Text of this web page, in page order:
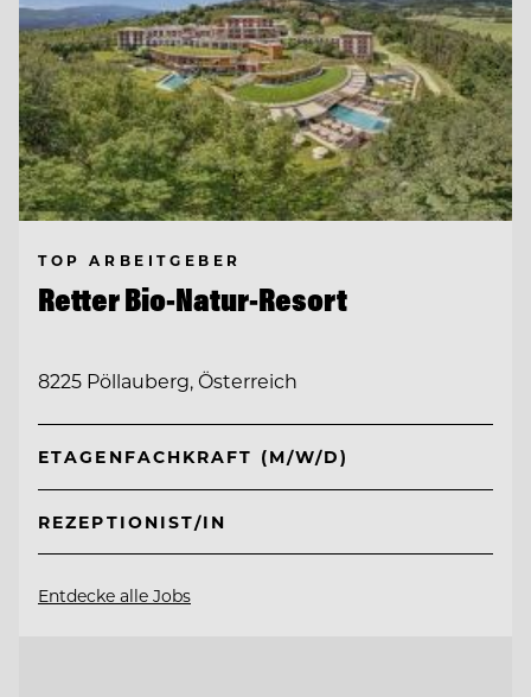
TOP ARBEITGEBER
Retter Bio-Natur-Resort
8225 Pöllauberg, Österreich
ETAGENFACHKRAFT (M/W/D)
REZEPTIONIST/IN
Entdecke alle Jobs